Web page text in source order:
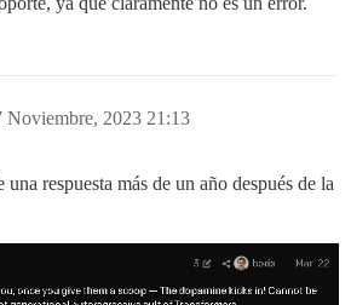
Noviembre, 2023 21:13
respuesta más de un año después de la